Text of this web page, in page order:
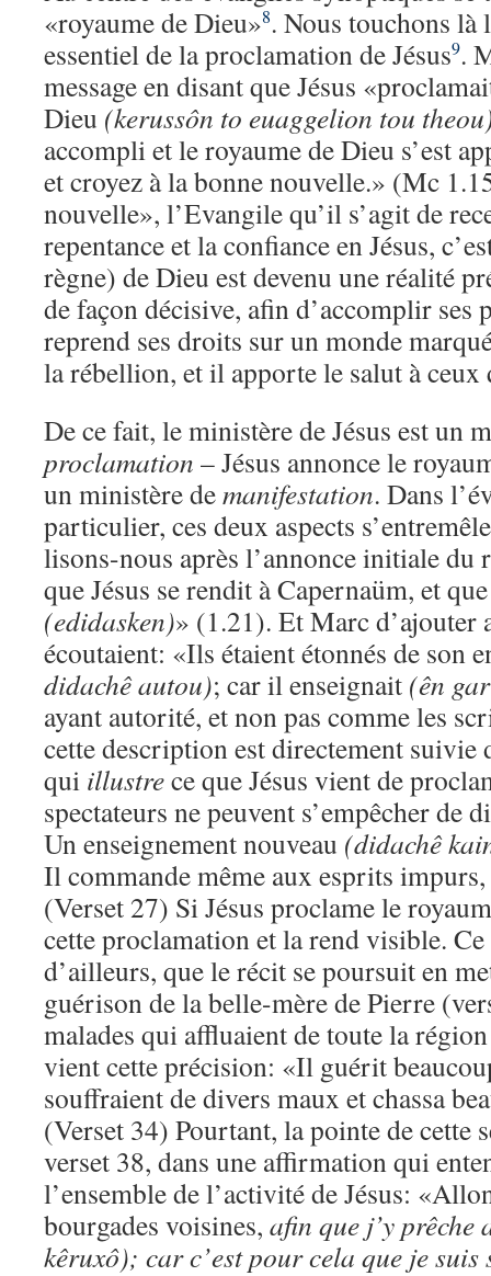
«royaume de Dieu»8. Nous touchons là
essentiel de la proclamation de Jésus9.
message en disant que Jésus
Dieu (kerussôn to euaggelion tou
accompli et le royaume de Dieu s’est
et croyez à la bonne nouvelle.» (Mc
nouvelle», l’Evangile qu’il s’agit de
repentance et la confiance en Jésus,
règne) de Dieu est devenu une réalité
de façon décisive, afin d’accomplir ses
reprend ses droits sur un monde
la rébellion, et il apporte le salut à ceux
De ce fait, le ministère de Jésus est un
proclamation – Jésus annonce le
un ministère demanifestation. Dans
particulier, ces deux aspects
lisons-nous après l’annonce initiale
que Jésus se rendit à Capernaüm, et
(edidasken)» (1.21). Et Marc d’ajouter
écoutaient: «Ils étaient étonnés de son
didachê autou); car il enseignait (ên
ayant autorité, et non pas comme les
cette description est directement suivie
qui illustrece que Jésus vient de
spectateurs ne peuvent s’empêcher de
Un enseignement nouveau (didachê
Il commande même aux esprits
(Verset 27) Si Jésus proclame le
cette proclamation et la rend visible.
d’ailleurs, que le récit se poursuit en
guérison de la belle-mère de Pierre
malades qui affluaient de toute la
vient cette précision: «Il guérit
souffraient de divers maux et chassa
(Verset 34) Pourtant, la pointe de cette
verset 38, dans une affirmation qui
l’ensemble de l’activité de Jésus:
bourgades voisines, afin que j’y prêche
kêruxô); car c’est pour cela que je suis